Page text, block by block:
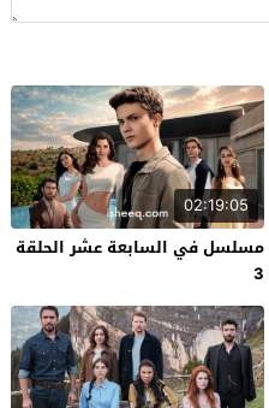
02:19:05
مسلسل في السابعة عشر الحلقة
3